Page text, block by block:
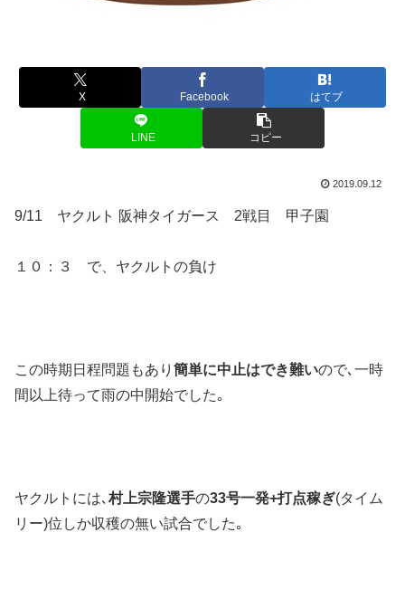
X Facebook はてブ
LINE コピー
2019.09.12
9/11 ヤクルト 阪神タイガース 2戦目 甲子園
１０：３ で、ヤクルトの負け
この時期日程問題もあり 簡単に中止はでき難いので､一時
間以上待って雨の中開始でした｡
ヤクルトには､ 村上宗隆選手の33号一発+打点稼ぎ(タイム
リー)位しか収穫の無い試合でした｡